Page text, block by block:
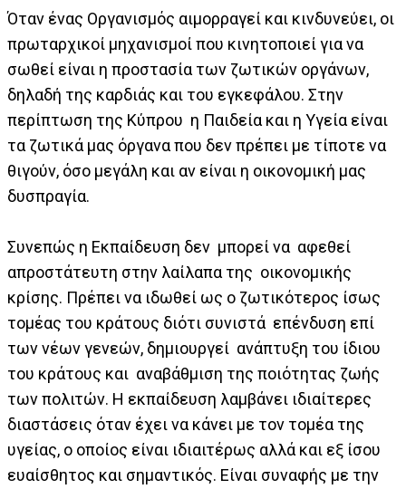
Όταν ένας Οργανισμός αιμορραγεί και κινδυνεύει, οι
πρωταρχικοί μηχανισμοί που κινητοποιεί για να
σωθεί είναι η προστασία των ζωτικών οργάνων,
δηλαδή της καρδιάς και του εγκεφάλου. Στην
περίπτωση της Κύπρου η Παιδεία και η Υγεία είναι
τα ζωτικά μας όργανα που δεν πρέπει με τίποτε να
θιγούν, όσο μεγάλη και αν είναι η οικονομική μας
δυσπραγία.
Συνεπώς η Εκπαίδευση δεν μπορεί να αφεθεί
απροστάτευτη στην λαίλαπα της οικονομικής
κρίσης. Πρέπει να ιδωθεί ως ο ζωτικότερος ίσως
τομέας του κράτους διότι συνιστά επένδυση επί
των νέων γενεών, δημιουργεί ανάπτυξη του ίδιου
του κράτους και αναβάθμιση της ποιότητας ζωής
των πολιτών. Η εκπαίδευση λαμβάνει ιδιαίτερες
διαστάσεις όταν έχει να κάνει με τον τομέα της
υγείας, ο οποίος είναι ιδιαιτέρως αλλά και εξ ίσου
ευαίσθητος και σημαντικός. Είναι συναφής με την